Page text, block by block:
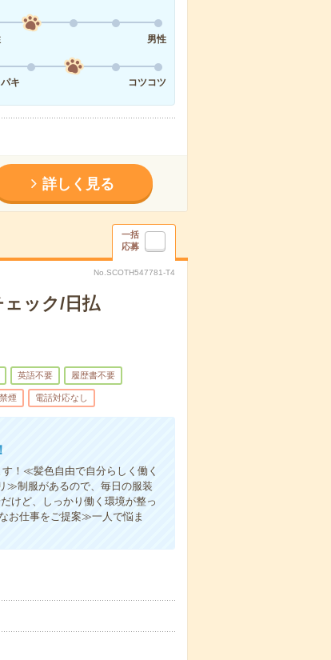
男性
キ
コツコツ
詳しく見る
一括
応募
No.SCOTH547781-T4
ェック/日払
英語不要 履歴書不要
煙 電話対応なし
！≪髪色自由で自分らしく働く
≫制服があるので、毎日の服装
けど、しっかり働く環境が整っ
お仕事をご提案≫一人で悩ま